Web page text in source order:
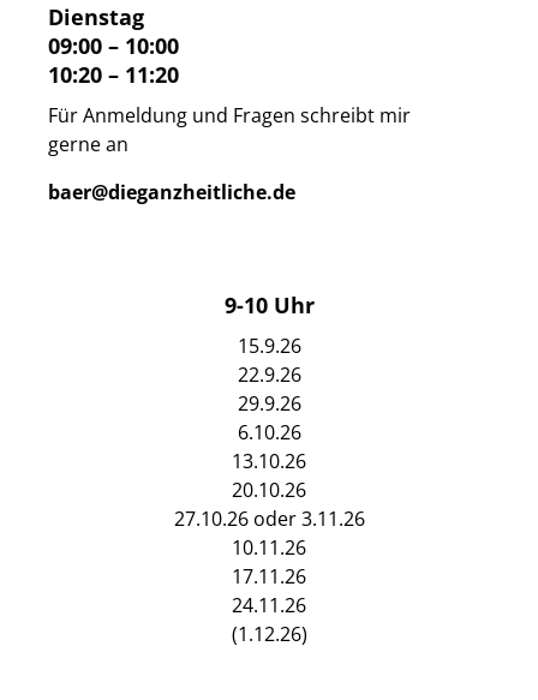
Dienstag
09:00 – 10:00
10:20 – 11:20
Für Anmeldung und Fragen schreibt mir
gerne an
baer@dieganzheitliche.de
9-10 Uhr
15.9.26
22.9.26
29.9.26
6.10.26
13.10.26
20.10.26
27.10.26 oder 3.11.26
10.11.26
17.11.26
24.11.26
(1.12.26)